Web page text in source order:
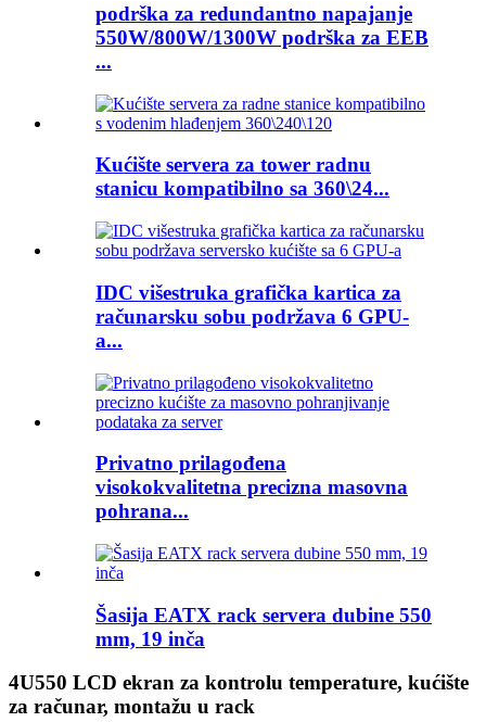
podrška za redundantno napajanje
550W/800W/1300W podrška za EEB
...
Kućište servera za tower radnu
stanicu kompatibilno sa 360\24...
IDC višestruka grafička kartica za
računarsku sobu podržava 6 GPU-
a...
Privatno prilagođena
visokokvalitetna precizna masovna
pohrana...
Šasija EATX rack servera dubine 550
mm, 19 inča
4U550 LCD ekran za kontrolu temperature, kućište
za računar, montažu u rack